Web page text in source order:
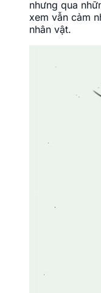
nhưng qua
xem vẫn cảm
nhân vật.